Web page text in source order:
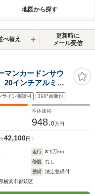
地図から探す
べ替え
更新時に
メール受信
ンカードンサウ
20インチアルミ
ヒーター サラウン
ワーシート LEDヘ
ライン相談可 360°画像付
本体価格
948.0万円
42,100円
走行 3.1万km
修復
なし
整備
法定整備付
横浜市都筑区